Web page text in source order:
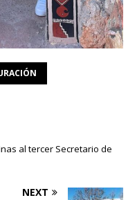
al tercer Secretario de
NEXT